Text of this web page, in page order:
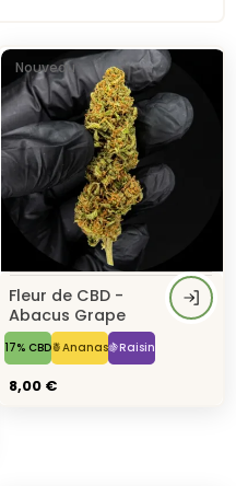
Nouveau
Fleur de CBD -
Abacus Grape
17% CBD🍍Ananas🍇Raisin
8,00 €